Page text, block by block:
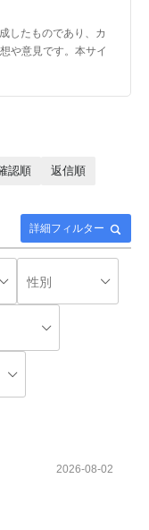
したものであり、カ
や意見です。本サイ
詳細フィルター
認順 返信順
2026-08-02